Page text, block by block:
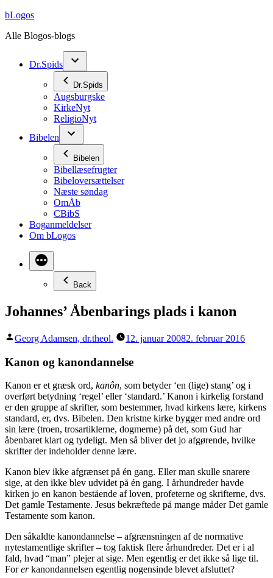
Videre
indhold
bLogos
Alle Blogos-blogs
Dr.Spids
Dr.Spids
Augsburgske
KirkeNyt
ReligioNyt
Bibelen
Bibelen
Bibellæsefrugter
Bibeloversættelser
Næste søndag
OmÅb
CBibS
Boganmeldelser
Om bLogos
Back
Johannes’ Åbenbarings plads i kanon
Posted
Georg Adamsen, dr.theol. 12. januar 20082. februar 2016
Kanon og kanondannelse
Kanon er et græsk ord, kanôn, som betyder ‘en (lige) stang’ og i
overført betydning ‘regel’ eller ‘standard.’ Kanon i kirkelig forstand
er den gruppe af skrifter, som bestemmer, hvad kirkens lære, kirkens
standard, er, dvs. Bibelen. Den kristne kirke bygger med andre ord
sin lære (troen, trosartiklerne, dogmerne) på det, som Gud har
åbenbaret klart og tydeligt. Men så bliver det jo afgørende, hvilke
skrifter der indeholder denne lære.
Kanon blev ikke afgrænset på én gang. Eller man skulle snarere
sige, at den ikke blev udvidet på én gang. I århundreder havde
kirken jo en kanon bestående af loven, profeterne og skrifterne, dvs.
Det gamle Testamente. Jesus bekræftede på mange måder Det gamle
Testamente som kanon.
Den såkaldte kanondannelse – afgrænsningen af de normative
nytestamentlige skrifter – tog faktisk flere århundreder. Det er i al
fald, hvad “man” plejer at sige. Men egentlig er det ikke så lige til.
Forerkanondannelsen egentlig nogensinde blevet afsluttet?